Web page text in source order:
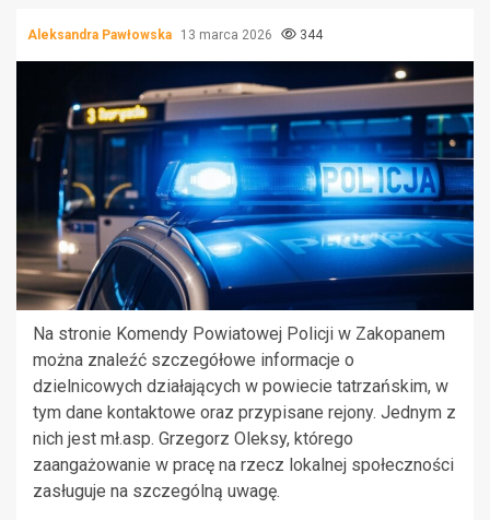
Aleksandra Pawłowska 13 marca 2026 344
Na stronie Komendy Powiatowej Policji w Zakopanem
można znaleźć szczegółowe informacje o
dzielnicowych działających w powiecie tatrzańskim, w
tym dane kontaktowe oraz przypisane rejony. Jednym z
nich jest mł.asp. Grzegorz Oleksy, którego
zaangażowanie w pracę na rzecz lokalnej społeczności
zasługuje na szczególną uwagę.